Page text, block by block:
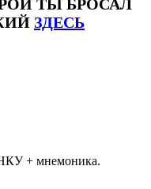
ТЫ БРОСАЛ
ЗДЕСЬ
+ мнемоника.